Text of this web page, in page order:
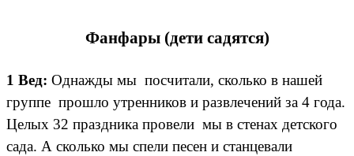
Фанфары (дети садятся)
1 Вед: Однажды мы посчитали, сколько в нашей
группе прошло утренников и развлечений за 4 года.
Целых 32 праздника провели мы в стенах детского
сада. А сколько мы спели песен и станцевали